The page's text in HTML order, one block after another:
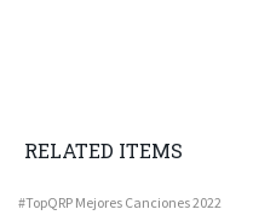
RELATED ITEMS
#TopQRP Mejores Canciones 2022